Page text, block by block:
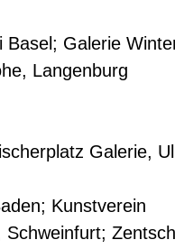
Galerie
Langenburg
Galerie,
Kunstverein